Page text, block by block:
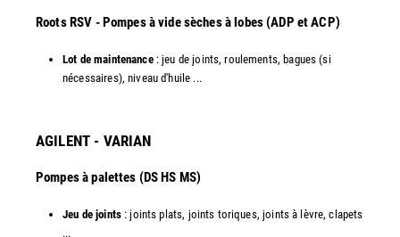
​Roots RSV - Pompes à vide sèches à lobes (ADP et ACP)
Lot de maintenance: jeu de joints, roulements, bagues (si
nécessaires), niveau d'huile ...​
AGILENT - VARIAN
Pompes à palettes (DS HS MS)
Jeu de joints : joints plats, joints toriques, joints à lèvre, clapets
...